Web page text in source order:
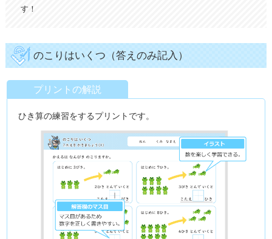
す！
のこりはいくつ（答えのみ記入）
プリントの解説
ひき算の練習をするプリントです。